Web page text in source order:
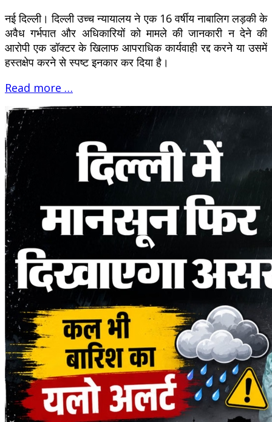
नई दिल्ली। दिल्ली उच्च न्यायालय ने एक 16 वर्षीय नाबालिग लड़की के
अवैध गर्भपात और अधिकारियों को मामले की जानकारी न देने की
आरोपी एक डॉक्टर के खिलाफ आपराधिक कार्यवाही रद्द करने या उसमें
हस्तक्षेप करने से स्पष्ट इनकार कर दिया है।
Read more …